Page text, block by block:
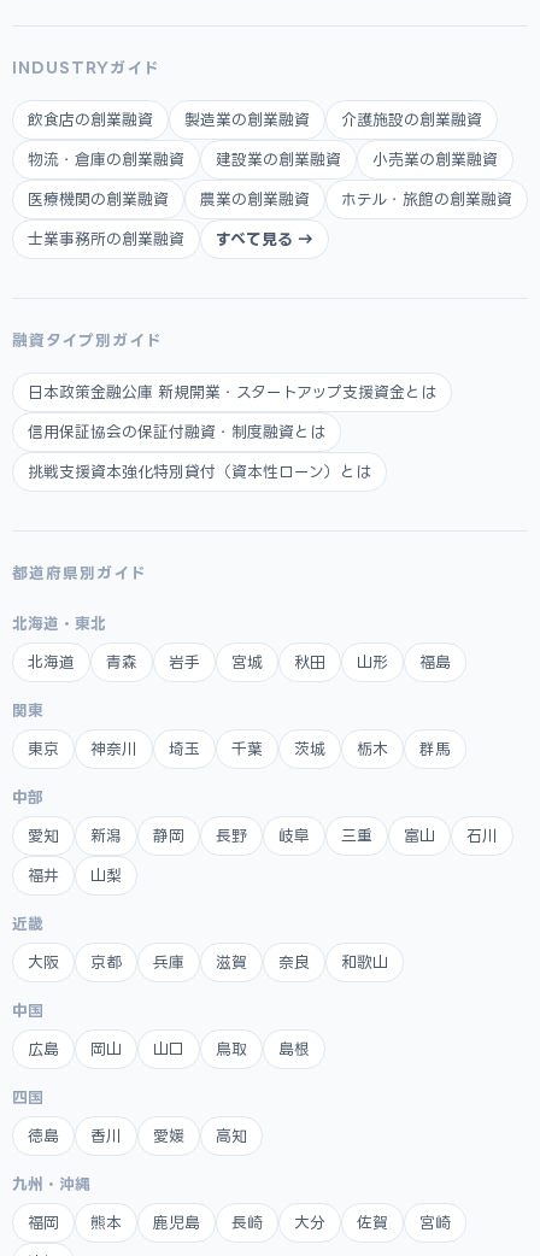
INDUSTRYガイド
飲食店の創業融資 製造業の創業融資 介護施設の創業融資
物流・倉庫の創業融資 建設業の創業融資 小売業の創業融資
医療機関の創業融資 農業の創業融資 ホテル・旅館の創業融資
士業事務所の創業融資 すべて見る →
融資タイプ別ガイド
日本政策金融公庫 新規開業・スタートアップ支援資金とは
信用保証協会の保証付融資・制度融資とは
挑戦支援資本強化特別貸付（資本性ローン）とは
都道府県別ガイド
北海道・東北
北海道 青森 岩手 宮城 秋田 山形 福島
関東
東京 神奈川 埼玉 千葉 茨城 栃木 群馬
中部
愛知 新潟 静岡 長野 岐阜 三重 富山 石川
福井 山梨
近畿
大阪 京都 兵庫 滋賀 奈良 和歌山
中国
広島 岡山 山口 鳥取 島根
四国
徳島 香川 愛媛 高知
九州・沖縄
福岡 熊本 鹿児島 長崎 大分 佐賀 宮崎